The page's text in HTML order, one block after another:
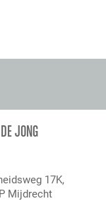
JONG
17K,
Mijdrecht